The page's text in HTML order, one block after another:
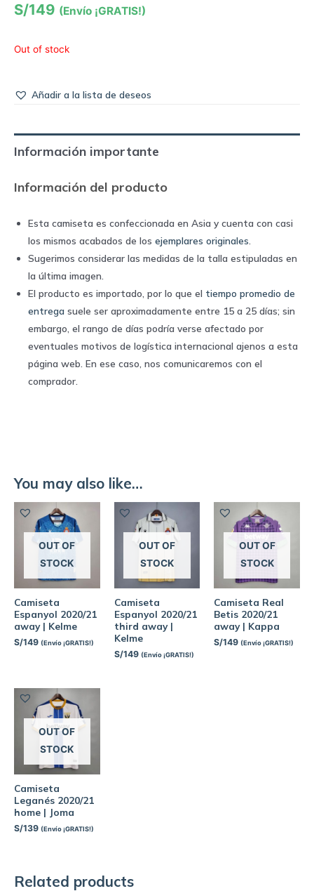
S/149 (Envío ¡GRATIS!)
Out of stock
Añadir a la lista de deseos
Información importante
Información del producto
Esta camiseta es confeccionada en Asia y cuenta con casi
los mismos acabados de los ejemplares originales
Sugerimos considerar las medidas de la talla estipuladas en
la última imagen.
El producto es importado, por lo que el tiempo promedio de
entrega suele ser aproximadamente entre 15 a 25 días; sin
embargo, el rango de días podría verse afectado por
eventuales motivos de logística internacional ajenos a esta
página web. En ese caso, nos comunicaremos con el
comprador.
You may also like…
OUT OF
STOCK
Camiseta
Espanyol 2020/21
away | Kelme
S/149 (Envío ¡GRATIS!)
OUT OF
STOCK
Camiseta
Espanyol 2020/21
third away |
Kelme
S/149 (Envío ¡GRATIS!)
OUT OF
STOCK
Camiseta Real
Betis 2020/21
away | Kappa
S/149 (Envío ¡GRATIS!)
OUT OF
STOCK
Camiseta
Leganés 2020/21
home | Joma
S/139 (Envío ¡GRATIS!)
Related products